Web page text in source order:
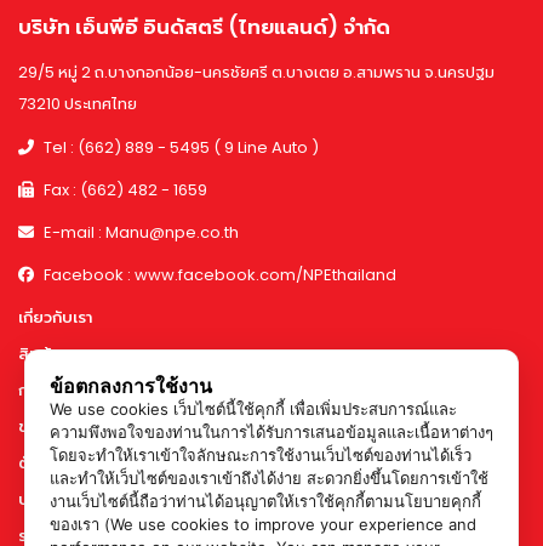
บริษัท เอ็นพีอี อินดัสตรี (ไทยแลนด์) จำกัด
29/5 หมู่ 2 ถ.บางกอกน้อย-นครชัยศรี ต.บางเตย อ.สามพราน จ.นครปฐม
73210 ประเทศไทย
Tel : (662) 889 - 5495 ( 9 Line Auto )
Fax : (662) 482 - 1659
E-mail : Manu@npe.co.th
Facebook : www.facebook.com/NPEthailand
เกี่ยวกับเรา
สินค้า
การทำงานและกำลังการผลิต
ข่าวสาร & กิจกรรม
ตัวอย่างผลงาน
บทความ
ร่วมงานกับเรา
ข้อตกลงการใช้งาน
We use cookies เว็บไซต์นี้ใช้คุกกี้ เพื่อเพิ่มประสบการณ์และ
ความพึงพอใจของท่านในการได้รับการเสนอข้อมูลและเนื้อหาต่างๆ
โดยจะทำให้เราเข้าใจลักษณะการใช้งานเว็บไซต์ของท่านได้เร็ว
และทำให้เว็บไซต์ของเราเข้าถึงได้ง่าย สะดวกยิ่งขึ้นโดยการเข้าใช้
งานเว็บไซต์นี้ถือว่าท่านได้อนุญาตให้เราใช้คุกกี้ตามนโยบายคุกกี้
ของเรา (We use cookies to improve your experience and